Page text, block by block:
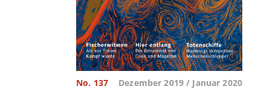
No. 137 Dezember 2019 / Januar 2020